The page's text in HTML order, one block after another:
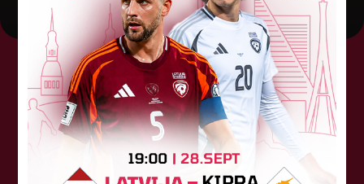
Tehniskais sponsors